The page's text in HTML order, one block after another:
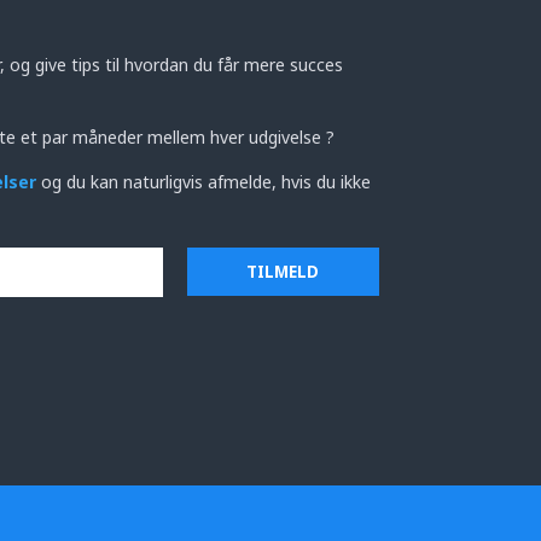
give tips til hvordan du får mere succes
et par måneder mellem hver udgivelse ?
og du kan naturligvis afmelde, hvis du ikke